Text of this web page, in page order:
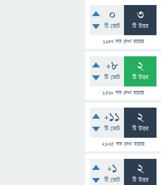
0
টি ভোট
3
টি উত্তর
1,137বার দেখা হয়েছে
+8
টি ভোট
2
টি উত্তর
1,510 বার দেখা হয়েছে
+11
টি ভোট
2
টি উত্তর
2,825 বার দেখা হয়েছে
+1
টি ভোট
2
টি উত্তর